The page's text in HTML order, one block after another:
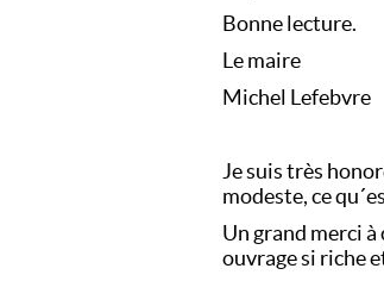
Bonne lecture.
Le maire
Michel Lefebvre
Je suis très
modeste, ce
Un grand merci
ouvrage si riche